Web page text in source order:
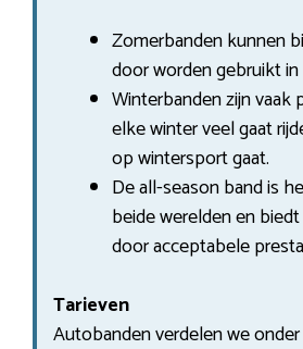
Zomerbanden kunnen
door worden gebruikt
Winterbanden zijn vaak
elke winter veel gaat
op wintersport gaat.
De all-season band is
beide werelden en
door acceptabele
Tarieven
Autobanden verdelen we